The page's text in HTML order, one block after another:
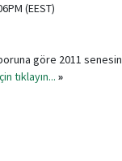
(EEST)
göre 2011
tıklayın... »